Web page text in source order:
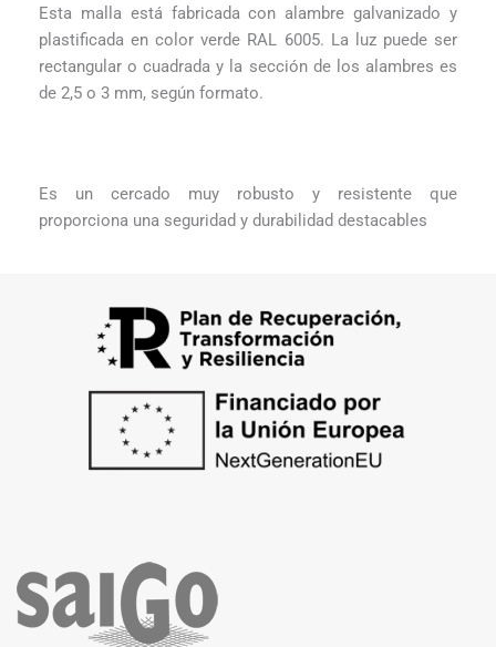
Esta malla está fabricada con alambre galvanizado y
plastificada en color verde RAL 6005. La luz puede ser
rectangular o cuadrada y la sección de los alambres es
de 2,5 o 3 mm, según formato.
Es un cercado muy robusto y resistente que
proporciona una seguridad y durabilidad destacables